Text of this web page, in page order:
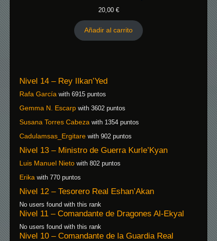
20,00 €
Añadir al carrito
Nivel 14 – Rey Ilkan’Yed
Rafa García with 6915 puntos
Gemma N. Escarp with 3602 puntos
Susana Torres Cabeza with 1354 puntos
Cadulamsas_Ergitare with 902 puntos
Nivel 13 – Ministro de Guerra Kurle’Kyan
Luis Manuel Nieto with 802 puntos
Erika with 770 puntos
Nivel 12 – Tesorero Real Eshan’Akan
No users found with this rank
Nivel 11 – Comandante de Dragones Al-Ekyal
No users found with this rank
Nivel 10 – Comandante de la Guardia Real